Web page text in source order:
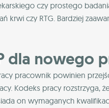
czy prostego
krwi czy RTG. Bardziej
dla nowego
pracownik powinien
Kodeks pracy
on wymaganych